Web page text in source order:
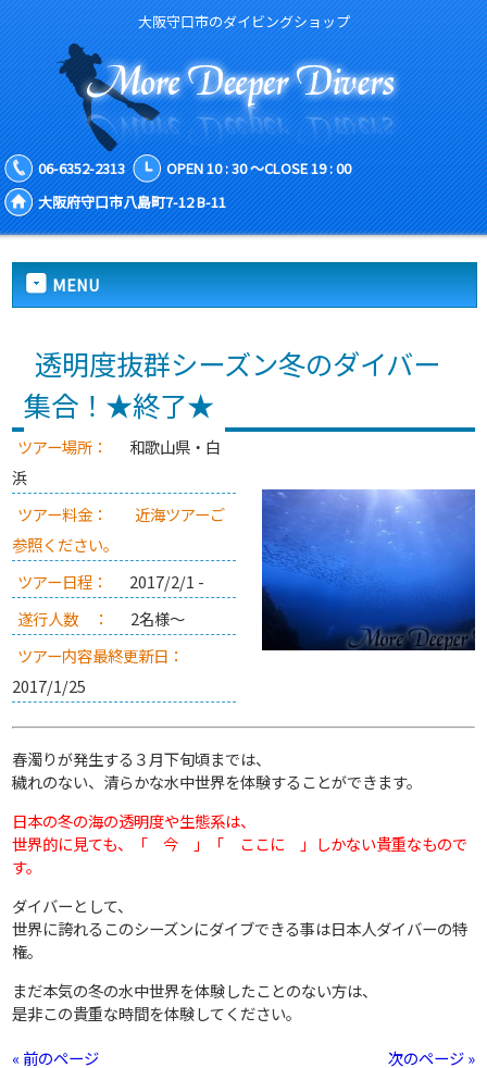
大阪守口市のダイビングショップ
06-6352-2313
OPEN 10 : 30 ～CLOSE 19 : 00
大阪府守口市八島町7-12 B-11
MENU
透明度抜群シーズン冬のダイバー
集合！★終了★
ツアー場所：
和歌山県・白
浜
ツアー料金：
近海ツアーご
参照ください。
ツアー日程：
2017/2/1 -
遂行人数 ：
2名様～
ツアー内容最終更新日：
2017/1/25
春濁りが発生する３月下旬頃までは、
穢れのない、清らかな水中世界を体験することができます。
日本の冬の海の透明度や生態系は、
世界的に見ても、「 今 」「 ここに 」しかない貴重なもので
す。
ダイバーとして、
世界に誇れるこのシーズンにダイブできる事は日本人ダイバーの特
権。
まだ本気の冬の水中世界を体験したことのない方は、
是非この貴重な時間を体験してください。
« 前のページ
次のページ »